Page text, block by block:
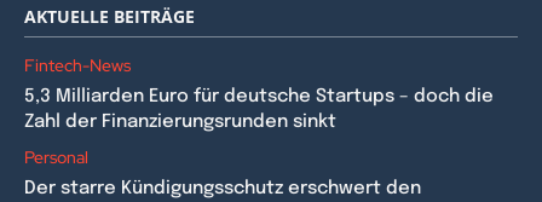
AKTUELLE BEITRÄGE
Fintech-News
5,3 Milliarden Euro für deutsche Startups – doch die
Zahl der Finanzierungsrunden sinkt
Personal
Der starre Kündigungsschutz erschwert den